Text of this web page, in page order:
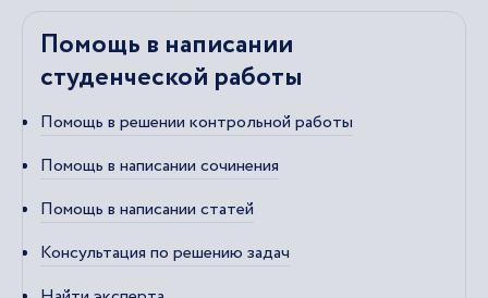
Помощь в написании
студенческой работы
Помощь в решении контрольной работы
Помощь в написании сочинения
Помощь в написании статей
Консультация по решению задач